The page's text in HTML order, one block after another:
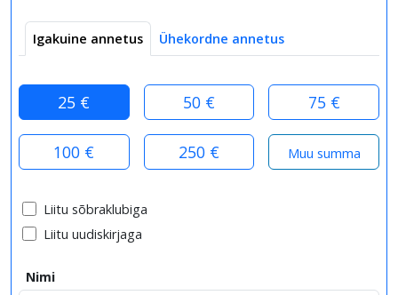
Igakuine annetus Ühekordne annetus
25 € 50 € 75 €
100 € 250 €
Liitu sõbraklubiga
Liitu uudiskirjaga
Nimi